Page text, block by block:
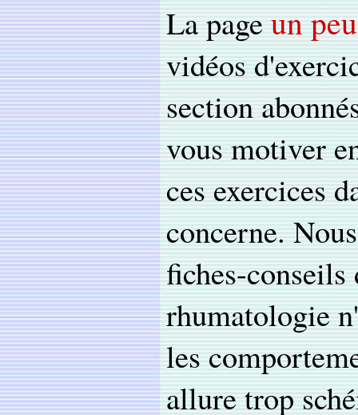
La pageun
vidéos
section
vous motiver
ces exercices
concerne.
fiches-conseils
rhumatologie
les
allure trop